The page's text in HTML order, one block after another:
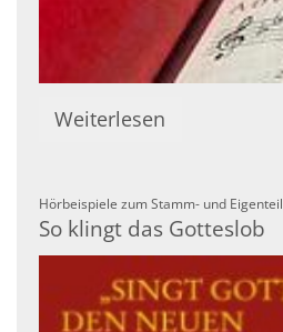
Weiterlesen
Hörbeispiele zum Stamm- und Eigenteil
So klingt das Gotteslob